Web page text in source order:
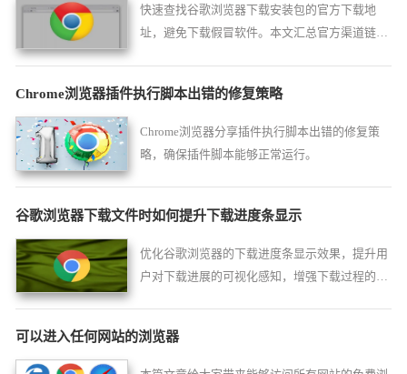
快速查找谷歌浏览器下载安装包的官方下载地
址，避免下载假冒软件。本文汇总官方渠道链
Chrome浏览器插件执行脚本出错的修复策略
Chrome浏览器分享插件执行脚本出错的修复策
略，确保插件脚本能够正常运行。
谷歌浏览器下载文件时如何提升下载进度条显示
优化谷歌浏览器的下载进度条显示效果，提升用
户对下载进展的可视化感知，增强下载过程的交
可以进入任何网站的浏览器